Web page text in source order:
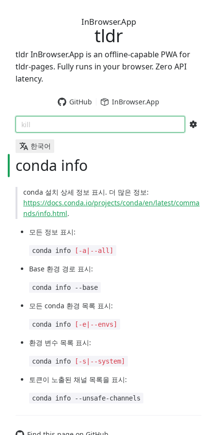
InBrowser.App
tldr
tldr InBrowser.App is an offline-capable PWA for
tldr-pages. Fully runs in your browser. Zero API
latency.
GitHub InBrowser.App
kill
한국어
conda info
conda 설치 상세 정보 표시. 더 많은 정보:
https://docs.conda.io/projects/conda/en/latest/comma
nds/info.html.
모든 정보 표시:
conda info [-a|--all]
base 환경 경로 표시:
conda info --base
모든 conda 환경 목록 표시:
conda info [-e|--envs]
환경 변수 목록 표시:
conda info [-s|--system]
토큰이 노출된 채널 목록을 표시:
conda info --unsafe-channels